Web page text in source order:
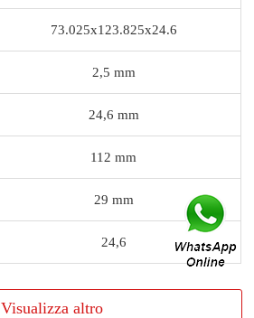
73.025x123.825x24.6
2,5 mm
24,6 mm
112 mm
29 mm
24,6
Visualizza altro